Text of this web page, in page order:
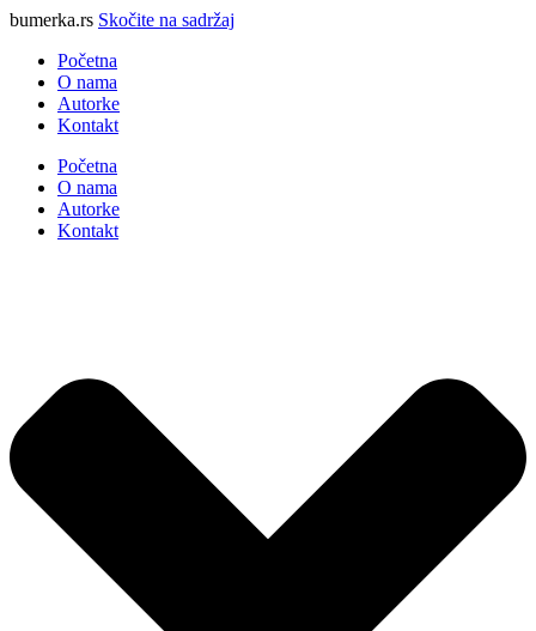
bumerka.rs Skočite na sadržaj
Početna
O nama
Autorke
Kontakt
Početna
O nama
Autorke
Kontakt